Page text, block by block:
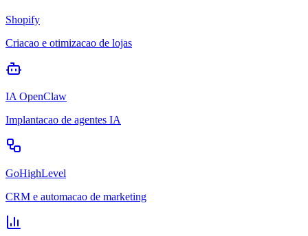
Shopify
Criacao e otimizacao de lojas
IA OpenClaw
Implantacao de agentes IA
GoHighLevel
CRM e automacao de marketing